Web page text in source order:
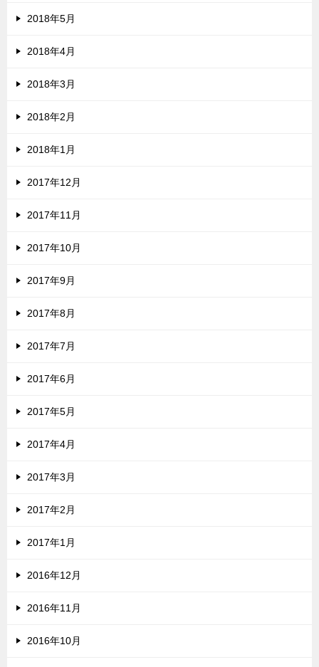
2018年5月
2018年4月
2018年3月
2018年2月
2018年1月
2017年12月
2017年11月
2017年10月
2017年9月
2017年8月
2017年7月
2017年6月
2017年5月
2017年4月
2017年3月
2017年2月
2017年1月
2016年12月
2016年11月
2016年10月